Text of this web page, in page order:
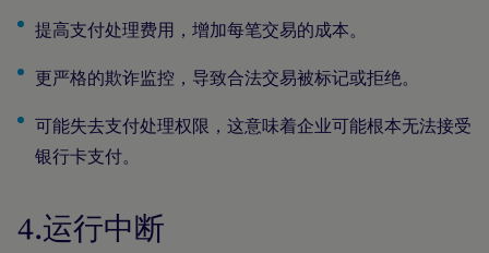
提高支付处理费用，增加每笔交易的成本。
更严格的欺诈监控，导致合法交易被标记或拒绝。
可能失去支付处理权限，这意味着企业可能根本无法接受
银行卡支付。
4.运行中断